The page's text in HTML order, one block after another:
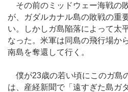
その前のミッドウェー海戦の
が、ガダルカナル島の敗戦の重
い。しかしガ島陥落によって太
なった。米軍は同島の飛行場か
南島を奪還して行く。
僕が23歳の若い頃にこのガ島
は、産経新聞で「遠すぎた島ガ